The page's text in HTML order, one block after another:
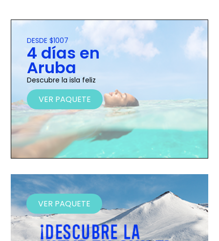
DESDE $1007
4 días en
Aruba
Descubre la isla feliz
VER PAQUETE
VER PAQUETE